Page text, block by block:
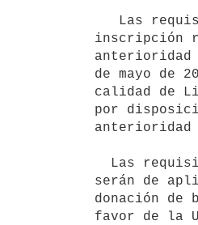
inscripción
anterioridad
de mayo de
calidad de
por
anterioridad
serán de
donación de
favor de la